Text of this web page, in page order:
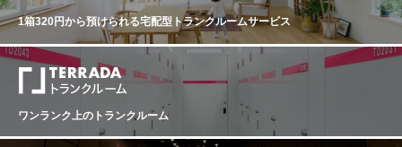
とエレガントな泡 ピーチにライムやグレープフルーツの
アロマ。口に含むと、白い花やブリオッシュのタッチが
感じられます。 フレッシュで淡い色合いのロゼスパーク
リングです。 ブドウ品種：コロンバール主体、カベル
ネ・フラン、カベルネ・ソーヴィニヨン、メルロー他
1箱320円から預けられる宅配型トランクルームサービス
ワンランク上のトランクルーム